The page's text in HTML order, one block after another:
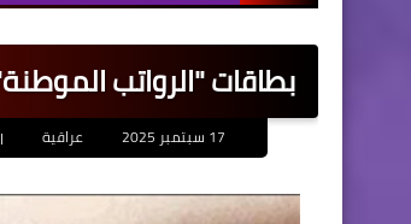
بطاقات "الرواتب الموطنة" أكثر من
عراقية